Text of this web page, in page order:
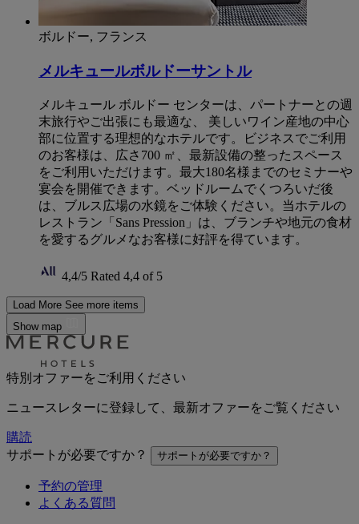
ボルドー, フランス
メルキュールボルドーサントル
メルキュール ボルドー センターは、パートナーとの週
末旅行やご出張にも最適な、 美しいワイン産地の中心
部に位置する理想的なホテルです。ビジネスでご利用
のお客様は、広さ700 ㎡、最新設備の整ったスペース
をご利用いただけます。最大180名様までのセミナーや
宴会を開催できます。ベッドルームでくつろいだ後
は、ブルス広場の水鏡をご体験ください。当ホテルの
レストラン「Sans Pression」は、ブランチや地元の食材
を愛するグルメなお客様に好評を得ています。
4,4/5 Rated 4,4 of 5
Load More See more items
Show map
特別オファーをご利用ください
ニュースレターに登録して、最新オファーをご覧ください
購読
サポートが必要ですか？
サポートが必要ですか？
予約の管理
よくある質問